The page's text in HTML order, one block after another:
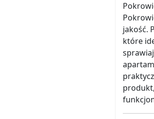
jakość.
które